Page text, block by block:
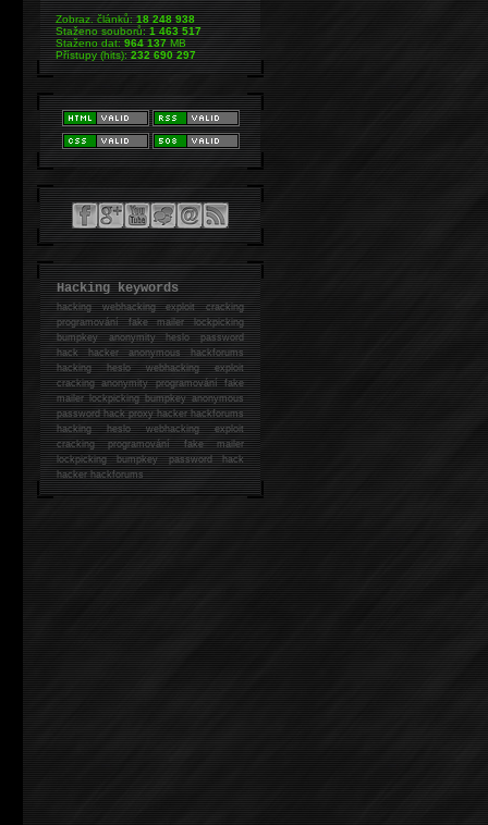
Zobraz. článků:18 248 938
Staženo souborů:1 463 517
Staženo dat:964 137MB
Přístupy (hits):232 690 297
Hacking keywords
hackingwebhacking exploit cracking
programování fake mailer lockpicking
bumpkey anonymity heslo password
hackhacker anonymous hackforums
hackingheslo webhacking exploit
cracking anonymity programování fake
mailer lockpicking bumpkey anonymous
password hack proxy hacker hackforums
hacking heslo webhacking exploit
cracking programování fake mailer
lockpicking bumpkey password hack
hackerhackforums